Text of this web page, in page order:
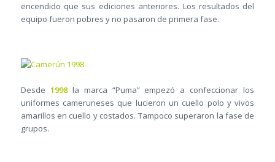
encendido que sus ediciones anteriores. Los resultados del
equipo fueron pobres y no pasaron de primera fase.
Desde 1998la marca “Puma” empezó a confeccionar los
uniformes cameruneses que lucieron un cuello polo y vivos
amarillos en cuello y costados. Tampoco superaron la fase de
grupos.